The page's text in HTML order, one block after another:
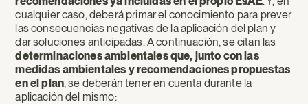
cualquier caso, deberá primar el conocimiento para prever
las consecuencias negativas de la aplicación del plan y
dar soluciones anticipadas. A continuación, se citan las
determinaciones ambientales que, junto con las
medidas ambientales y recomendaciones propuestas
en el plan, se deberán tener en cuenta durante la
aplicación del mismo: